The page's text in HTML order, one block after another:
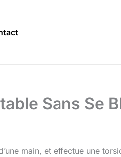
Sans Se
d’une main, et effectue une